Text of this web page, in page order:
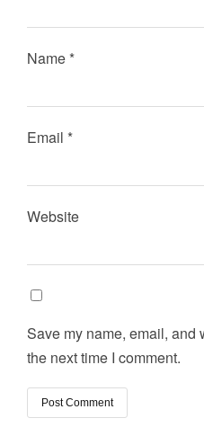
Name *
Email *
Website
Save my name, email, and
the next time I comment.